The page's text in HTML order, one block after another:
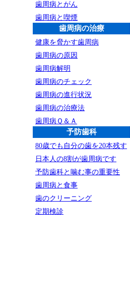
歯周病とがん
歯周病と喫煙
歯周病の治療
健康を脅かす歯周病
歯周病の原因
歯周病解明
歯周病のチェック
歯周病の進行状況
歯周病の治療法
歯周病Ｑ＆Ａ
予防歯科
80歳でも自分の歯を20本残す
日本人の8割が歯周病です
予防歯科と噛む事の重要性
歯周病と食事
歯のクリーニング
定期検診